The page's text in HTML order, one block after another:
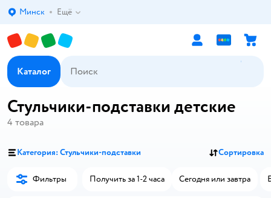
Выбор адреса доставки.
Минск Ещё
Каталог
Стульчики-подставки детские
4 товара
Категория: Стульчики-подставки Сортировка
Фильтры Получить за 1-2 часа Сегодня или завтра